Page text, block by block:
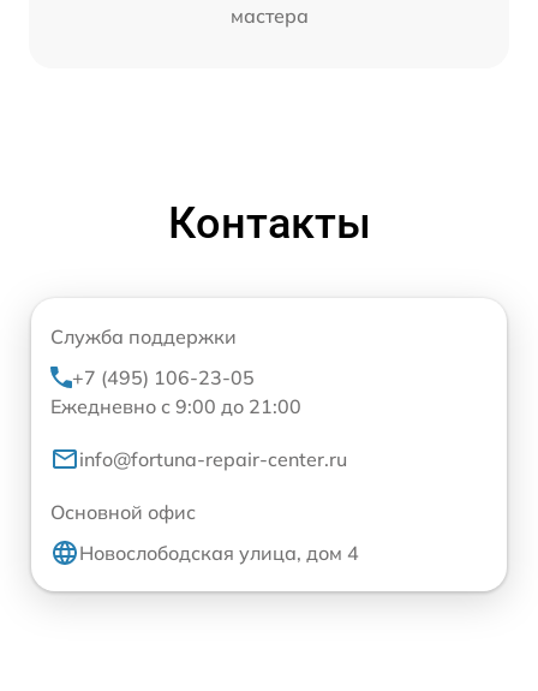
мастера
Контакты
Служба поддержки
+7 (495) 106-23-05
Ежедневно с 9:00 до 21:00
info@fortuna-repair-center.ru
Основной офис
Новослободская улица, дом 4